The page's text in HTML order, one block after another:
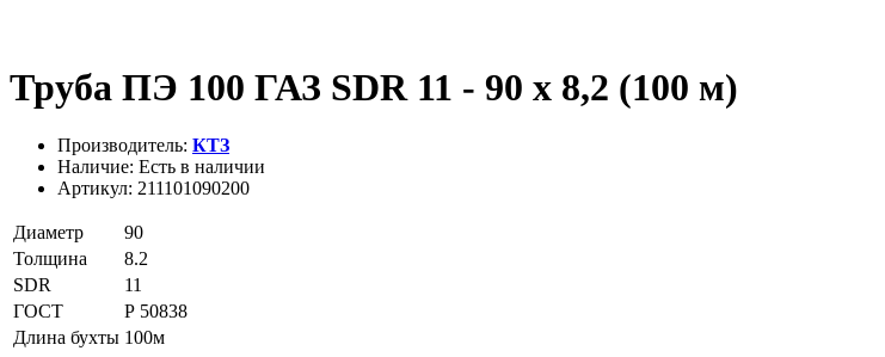
Труба ПЭ 100 ГАЗ SDR 11 - 90 х 8,2 (100 м)
Производитель: КТЗ
Наличие: Есть в наличии
Артикул: 211101090200
Диаметр
90
Толщина
8.2
SDR
11
ГОСТ
Р 50838
Длина бухты 100м